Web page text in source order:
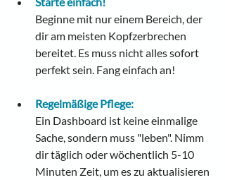
Beginne mit nur einem Bereich, der
dir am meisten Kopfzerbrechen
bereitet. Es muss nicht alles sofort
perfekt sein. Fang einfach an!
Regelmäßige Pflege:
Ein Dashboard ist keine einmalige
Sache, sondern muss "leben". Nimm
dir täglich oder wöchentlich 5-10
Minuten Zeit, um es zu aktualisieren